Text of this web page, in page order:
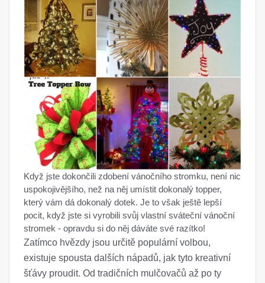
Když jste dokončili zdobení vánočního stromku, není nic
uspokojivějšího, než na něj umístit dokonalý topper,
který vám dá dokonalý dotek. Je to však ještě lepší
pocit, když jste si vyrobili svůj vlastní sváteční vánoční
stromek - opravdu si do něj dáváte své razítko!
Zatímco hvězdy jsou určitě populární volbou,
existuje spousta dalších nápadů, jak tyto kreativní
šťávy proudit. Od tradičních mulčovačů až po ty